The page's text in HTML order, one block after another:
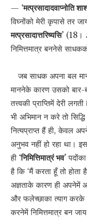
— ‘मत्प्रसादादवाप्नोति
विघ्नोंको मेरी कृपासे तर
मत्प्रसादात्तरिष्यसि’ (18।
निमित्तमात्र बननेसे
जब साधक अपना बल
माननेके कारण उसको बार-
तत्त्वकी प्राप्तिमें देरी
भी अभिमान न करे तो
नित्यप्राप्त हैं ही, केवल
अनुभव नहीं हो रहा था।
ही ‘निमित्तिमात्रं भव’
है कि ‘मैं करता हूँ तो
अज्ञताके कारण ही अपनेमें
और फलेच्छाका त्याग करके
करनेमें निमित्तमात्र बन